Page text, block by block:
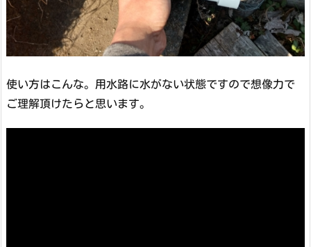
使い方はこんな。用水路に水がない状態ですので想像力で
ご理解頂けたらと思います。